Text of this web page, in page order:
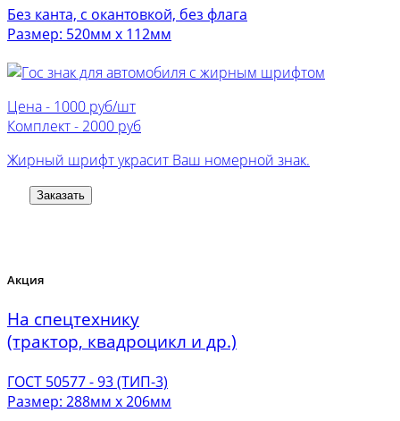
Без канта, с окантовкой, без флага
Размер: 520мм х 112мм
Цена - 1000 руб/шт
Комплект - 2000 руб
Жирный шрифт украсит Ваш номерной знак.
Заказать
Акция
На спецтехнику
(трактор, квадроцикл и др.)
ГОСТ 50577 - 93 (ТИП-3)
Размер: 288мм х 206мм